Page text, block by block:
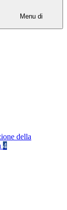
Menu di
della
4